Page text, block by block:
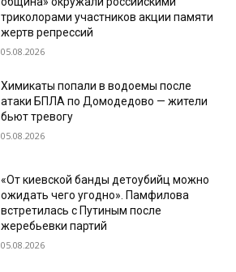
триколорами участников акции памяти
жертв репрессий
05.08.2026
Химикаты попали в водоемы после
атаки БПЛА по Домодедово — жители
бьют тревогу
05.08.2026
«От киевской банды детоубийц можно
ожидать чего угодно». Памфилова
встретилась с Путиным после
жеребьевки партий
05.08.2026